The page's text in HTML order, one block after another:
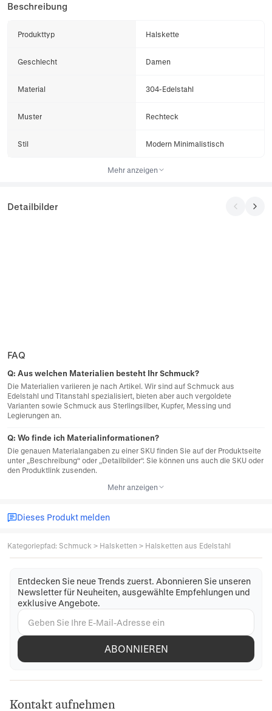
Beschreibung
Produkttyp Halskette
Geschlecht Damen
Material 304-Edelstahl
Muster Rechteck
Stil Modern Minimalistisch
Mehr anzeigen
Detailbilder
FAQ
Q: Aus welchen Materialien besteht Ihr Schmuck?
Die Materialien variieren je nach Artikel. Wir sind auf Schmuck aus
Edelstahl und Titanstahl spezialisiert, bieten aber auch vergoldete
Varianten sowie Schmuck aus Sterlingsilber, Kupfer, Messing und
Legierungen an.
Q: Wo finde ich Materialinformationen?
Die genauen Materialangaben zu einer SKU finden Sie auf der Produktseite
unter „Beschreibung“ oder „Detailbilder“. Sie können uns auch die SKU oder
den Produktlink zusenden.
Mehr anzeigen
Dieses Produkt melden
Kategoriepfad: Schmuck > Halsketten > Halsketten aus Edelstahl
Entdecken Sie neue Trends zuerst. Abonnieren Sie unseren
Newsletter für Neuheiten, ausgewählte Empfehlungen und
exklusive Angebote.
ABONNIEREN
Kontakt aufnehmen